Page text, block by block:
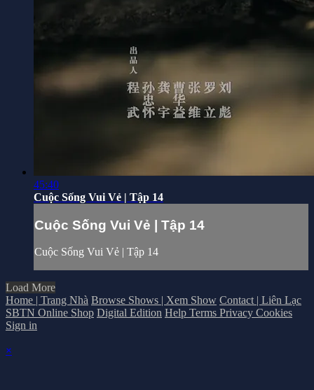
45:40
Cuộc Sống Vui Vẻ | Tập 14
Cuộc Sống Vui Vẻ | Tập 14
Cuộc Sống Vui Vẻ | Tập 14
Load More
Home | Trang Nhà Browse Shows | Xem Show Contact | Liên Lạc
SBTN Online Shop Digital Edition Help Terms Privacy Cookies
Sign in
×